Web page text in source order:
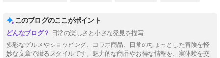
このブログのここがポイント
日常の楽しさと小さな発見を描写
多彩なグルメやショッピング、コラボ商品、日常のちょっとした冒険を軽
妙な文章で綴るスタイルです。魅力的な商品やお得な情報を、実体験を交